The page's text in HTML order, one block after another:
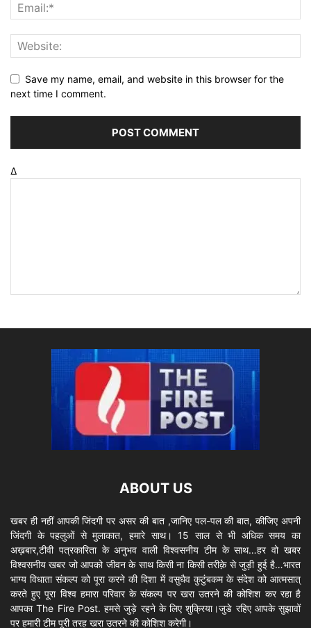
Save my name, email, and website in this browser for the
next time I comment.
Δ
ABOUT US
खबर ही नहीं आपकी जिंदगी पर असर की बात ,जानिए पल-पल की बात, कीजिए अपनी
जिंदगी के पहलुओं से मुलाकात, हमारे साथ। 15 साल से भी अधिक समय का
अख़बार,टीवी पत्रकारिता के अनुभव वाली विश्वसनीय टीम के साथ…हर वो खबर
विश्वसनीय खबर जो आपको जीवन के साथ किसी ना किसी तरीक़े से जुड़ी हुई है…भारत
भाग्य विधाता संकल्प को पूरा करने की दिशा में वसुधैव कुटुंबकम के संदेश को आत्मसात्
करते हुए पूरा विश्व हमारा परिवार के संकल्प पर खरा उतरने की कोशिश कर रहा है
आपका The Fire Post. हमसे जुड़े रहने के लिए शुक्रिया।जुडे रहिए आपके सुझावों
पर हमारी टीम पूरी तरह खरा उतरने की कोशिश करेगी।